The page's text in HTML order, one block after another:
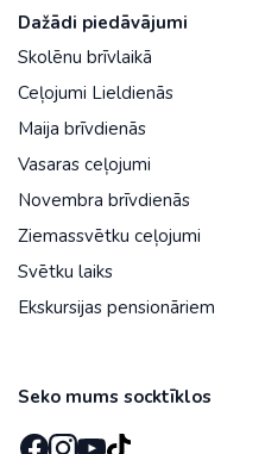
Dažādi piedāvājumi
Skolēnu brīvlaikā
Ceļojumi Lieldienās
Maija brīvdienās
Vasaras ceļojumi
Novembra brīvdienās
Ziemassvētku ceļojumi
Svētku laiks
Ekskursijas pensionāriem
Seko mums socktīklos